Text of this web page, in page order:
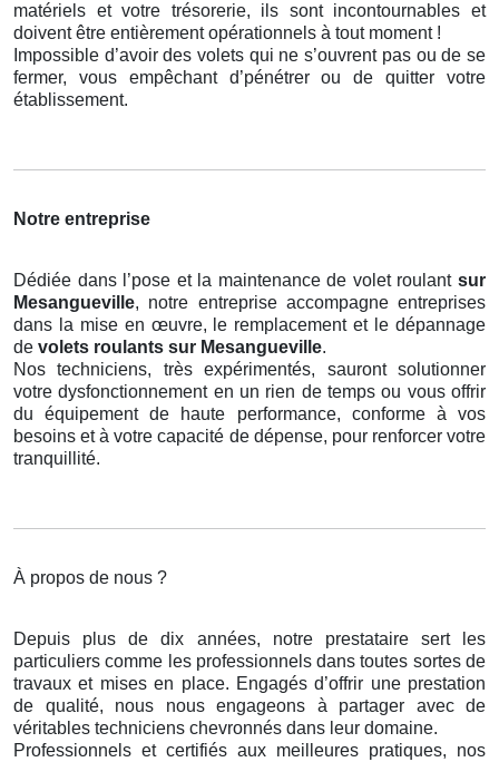
matériels et votre trésorerie, ils sont incontournables et
doivent être entièrement opérationnels à tout moment !
Impossible d’avoir des volets qui ne s’ouvrent pas ou de se
fermer, vous empêchant d’pénétrer ou de quitter votre
établissement.
Notre entreprise
Dédiée dans l’pose et la maintenance de volet roulant sur
Mesangueville, notre entreprise accompagne entreprises
dans la mise en œuvre, le remplacement et le dépannage
de volets roulants sur Mesangueville.
Nos techniciens, très expérimentés, sauront solutionner
votre dysfonctionnement en un rien de temps ou vous offrir
du équipement de haute performance, conforme à vos
besoins et à votre capacité de dépense, pour renforcer votre
tranquillité.
À propos de nous ?
Depuis plus de dix années, notre prestataire sert les
particuliers comme les professionnels dans toutes sortes de
travaux et mises en place. Engagés d’offrir une prestation
de qualité, nous nous engageons à partager avec de
véritables techniciens chevronnés dans leur domaine.
Professionnels et certifiés aux meilleures pratiques, nos